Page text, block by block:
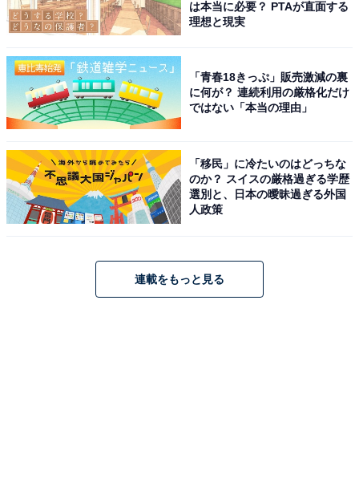
・
日本屈指の観光地！ 「ホテル建設数日本1位」の都道府
県はどこ？【都道府県クイズ】
は本当に必要？ PTAが直面する
理想と現実
「青春18きっぷ」販売激減の裏
に何が？ 連続利用の厳格化だけ
ではない「本当の理由」
「移民」に冷たいのはどっちな
のか？ スイスの厳格過ぎる学歴
選別と、日本の曖昧過ぎる外国
人政策
連載をもっと見る